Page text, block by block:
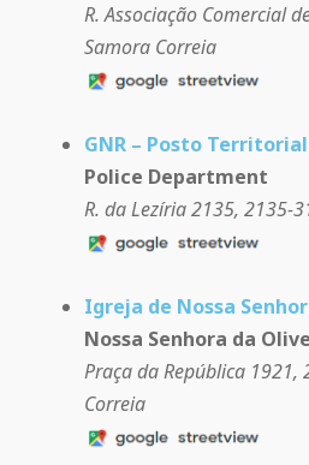
R. Associação Comercial
Samora Correia
GNR – Posto
Police Department
R. da Lezíria 2135, 2135-
Igreja de Nossa
Nossa Senhora da
Praça da República 1921,
Correia